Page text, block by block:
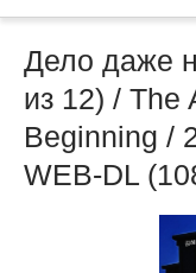
Дело даже
из 12) / The
Beginning /
WEB-DL